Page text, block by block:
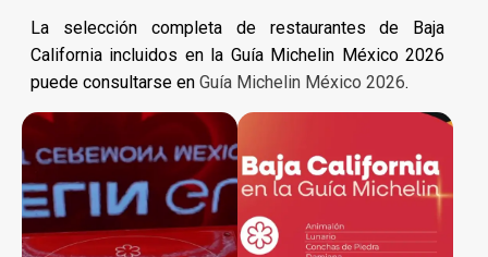
La selección completa de restaurantes de Baja
California incluidos en la Guía Michelin México 2026
puede consultarse en Guía Michelin México 2026.